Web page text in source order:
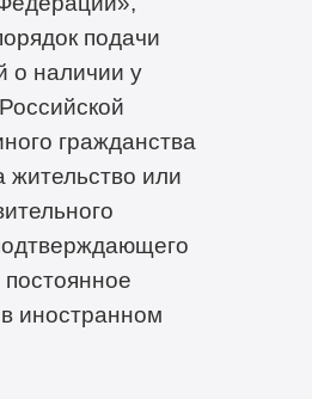
подачи
о наличии у
гражданства
жительство или
иностранном